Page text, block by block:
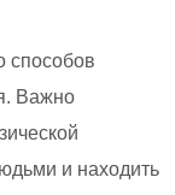
способов
Важно
и находить